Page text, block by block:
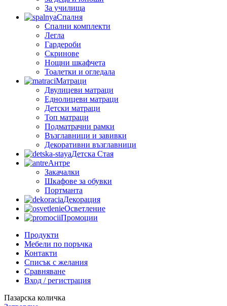
За училища
Спалня
Спални комплекти
Легла
Гардероби
Скринове
Нощни шкафчета
Тоалетки и огледала
Матраци
Двулицеви матраци
Еднолицеви матраци
Детски матраци
Топ матраци
Подматрачни рамки
Възглавници и завивки
Декоративни възглавници
Детска Стая
Антре
Закачалки
Шкафове за обувки
Портманта
Декорация
Осветление
Промоции
Продукти
Мебели по поръчка
Контакти
Списък с желания
Сравняване
Вход / регистрация
Пазарска количка